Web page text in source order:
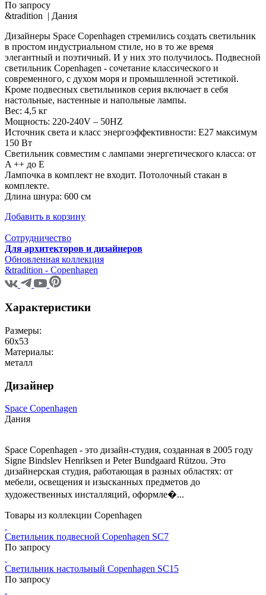
По запросу
&tradition | Дания
Дизайнеры Space Copenhagen стремились создать светильник
в простом индустриальном стиле, но в то же время
элегантный и поэтичный. И у них это получилось. Подвесной
светильник Copenhagen - сочетание классического и
современного, с духом моря и промышленной эстетикой.
Кроме подвесных светильников серия включает в себя
настольные, настенные и напольные лампы.
Вес: 4,5 кг
Мощность: 220-240V – 50HZ
Источник света и класс энергоэффективности: E27 максимум
150 Вт
Светильник совместим с лампами энергетического класса: от
A ++ до E
Лампочка в комплект не входит. Потолочный стакан в
комплекте.
Длина шнура: 600 см
Добавить в корзину
Сотрудничество
Для архитекторов и дизайнеров
Обновленная коллекция
&tradition - Copenhagen
Характеристики
Размеры:
60х53
Материалы:
металл
Дизайнер
Space Copenhagen
Дания
Space Copenhagen - это дизайн-студия, созданная в 2005 году
Signe Bindslev Henriksen и Peter Bundgaard Rützou. Это
дизайнерская студия, работающая в разных областях: от
мебели, освещения и изысканных предметов до
художественных инсталляций, оформле�...
Товары из коллекции Copenhagen
Светильник подвесной Copenhagen SC7
По запросу
Светильник настольный Copenhagen SC15
По запросу